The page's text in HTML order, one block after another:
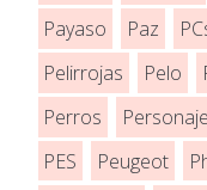
Payaso Paz
Pelirrojas
Pelo
Perros
PES
Peugeot